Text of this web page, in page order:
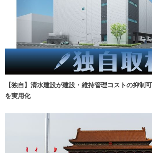
【独自】清水建設が建設・維持管理コストの抑制
を実用化